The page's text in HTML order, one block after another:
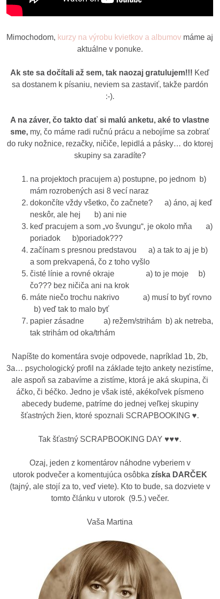
Mimochodom, kurzy na výrobu kvietkov a albumov máme aj
aktuálne v ponuke.
Ak ste sa dočítali až sem, tak naozaj gratulujem!!! Keď
sa dostanem k písaniu, neviem sa zastaviť, takže pardón
:-).
A na záver, čo takto dať si malú anketu, aké to vlastne
sme,my, čo máme radi ručnú prácu a nebojíme sa zobrať
do ruky nožnice, rezačky, ničiče, lepidlá a pásky… do ktorej
skupiny sa zaradíte?
na projektoch pracujem a) postupne, po jednom b)
mám rozrobených asi 8 vecí naraz
dokončíte vždy všetko, čo začnete? a) áno, aj keď
neskôr, ale hej b) ani nie
keď pracujem a som „vo švungu“, je okolo mňa a)
poriadok b)poriadok???
začínam s presnou predstavou a) a tak to aj je b)
a som prekvapená, čo z toho vyšlo
čisté línie a rovné okraje a) to je moje b)
čo??? bez ničiča ani na krok
máte niečo trochu nakrivo a) musí to byť rovno
b) veď tak to malo byť
papier zásadne a) režem/strihám b) ak netreba,
tak strihám od oka/trhám
Napíšte do komentára svoje odpovede, napríklad 1b, 2b,
3a… psychologický profil na základe tejto ankety nezistíme,
ale aspoň sa zabavíme a zistíme, ktorá je aká skupina, či
áčko, či béčko. Jedno je však isté, akékoľvek písmeno
abecedy budeme, patríme do jednej veľkej skupiny
šťastných žien, ktoré spoznali SCRAPBOOKING ♥.
Tak šťastný SCRAPBOOKING DAY ♥♥♥.
Ozaj, jeden z komentárov náhodne vyberiem v
utorok podvečer a komentujúca osôbka získa DARČEK
(tajný, ale stojí za to, veď viete). Kto to bude, sa dozviete v
tomto článku v utorok (9.5.) večer.
Vaša Martina